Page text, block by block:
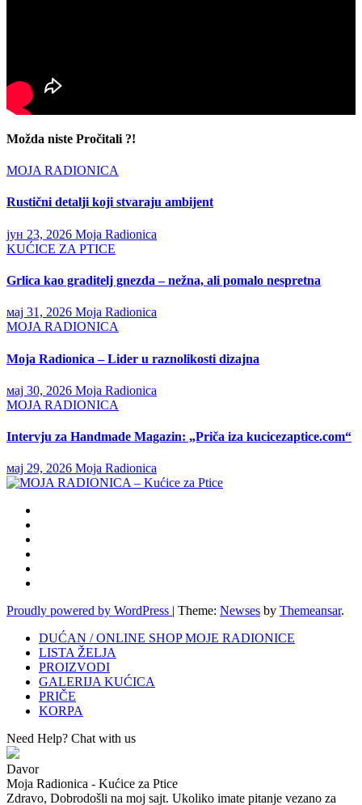
Možda niste Pročitali ?!
MOJA RADIONICA
Rustični detalji koji stvaraju ambijent
јун 23, 2026 Moja Radionica
KUĆICE ZA PTICE
Grlica kao graditelj gnezda – nežna, ali pomalo nespretna
мај 31, 2026 Moja Radionica
MOJA RADIONICA
Moja Radionica – Lider u raznolikosti dizajna
мај 30, 2026 Moja Radionica
MOJA RADIONICA
Intervju za Handmade Magazin: „Priča iza kucicezaptice.com“
мај 29, 2026 Moja Radionica
Proudly powered by WordPress | Theme: Newses by Themeansar.
DUĆAN / ONLINE SHOP MOJE RADIONICE
LISTA ŽELJA
PROIZVODI
GALERIJA KUĆICA
PRIČE
KORPA
Need Help? Chat with us
Davor
Moja Radionica - Kućice za Ptice
Zdravo, Dobrodošli na moj sajt. Ukoliko imate pitanje vezano za